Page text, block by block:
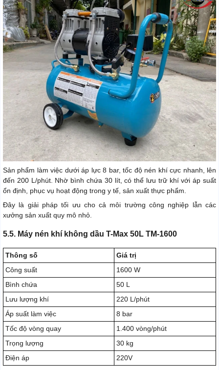
Sản phẩm làm việc dưới áp lực 8 bar, tốc độ nén khí cực nhanh, lên
đến 200 L/phút. Nhờ bình chứa 30 lít, có thể lưu trữ khí với áp suất
ổn định, phục vụ hoạt động trong y tế, sản xuất thực phẩm.
Đây là giải pháp tối ưu cho cả môi trường công nghiệp lẫn các
xưởng sản xuất quy mô nhỏ.
5.5. Máy nén khí không dầu T-Max 50L TM-1600
Thông số
Giá trị
Công suất
1600 W
Bình chứa
50 L
Lưu lượng khí
220 L/phút
Áp suất làm việc
8 bar
Tốc độ vòng quay
1.400 vòng/phút
Trọng lượng
30 kg
Điện áp
220V